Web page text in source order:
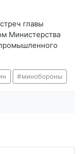
главы
Министерства
минобороны